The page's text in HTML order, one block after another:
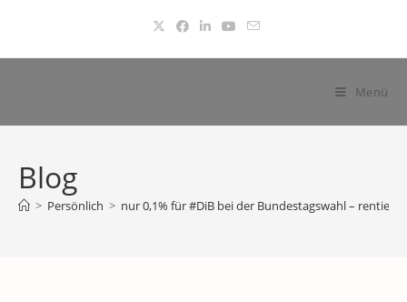
springen
Menü
Blog
> Persönlich > nur 0,1% für #DiB bei der Bundestagswahl – rentiert